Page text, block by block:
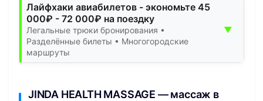
Лайфхаки авиабилетов - экономьте 45
000₽ - 72 000₽ на поездку
Легальные трюки бронирования •
Разделённые билеты • Многогородские
маршруты
▼
JINDA HEALTH MASSAGE — массаж в